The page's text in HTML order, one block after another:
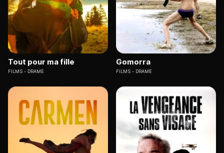
Tout pour ma fille
FILMS DRAME
Gomorra
FILMS DRAME